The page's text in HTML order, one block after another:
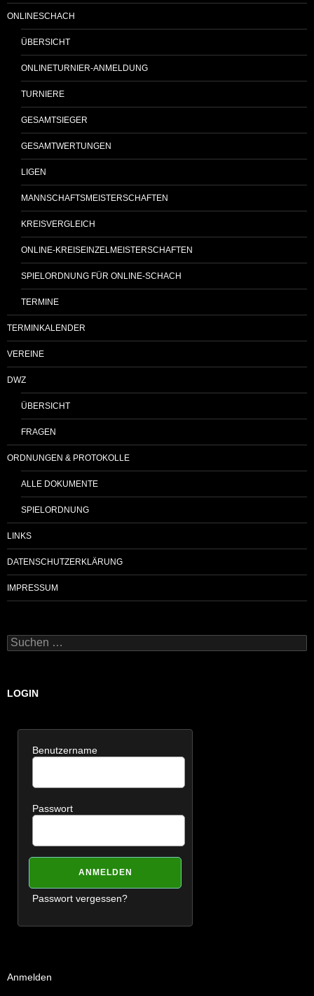
ONLINESCHACH
ÜBERSICHT
ONLINETURNIER-ANMELDUNG
TURNIERE
GESAMTSIEGER
GESAMTWERTUNGEN
LIGEN
MANNSCHAFTSMEISTERSCHAFTEN
KREISVERGLEICH
ONLINE-KREISEINZELMEISTERSCHAFTEN
SPIELORDNUNG FÜR ONLINE-SCHACH
TERMINE
TERMINKALENDER
VEREINE
DWZ
ÜBERSICHT
FRAGEN
ORDNUNGEN & PROTOKOLLE
ALLE DOKUMENTE
SPIELORDNUNG
LINKS
DATENSCHUTZERKLÄRUNG
IMPRESSUM
Suchen
nach:
LOGIN
Benutzername
Passwort
Passwort vergessen?
Anmelden